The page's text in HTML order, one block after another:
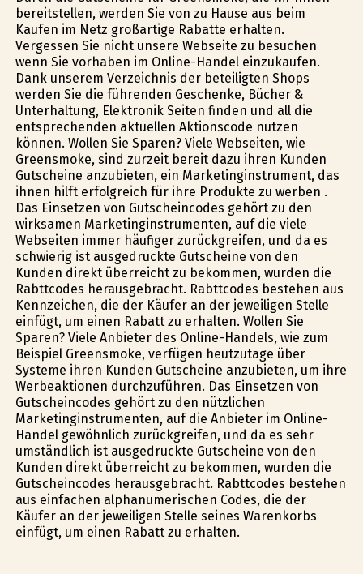
bereitstellen, werden Sie von zu Hause aus beim
Kaufen im Netz großartige Rabatte erhalten.
Vergessen Sie nicht unsere Webseite zu besuchen
wenn Sie vorhaben im Online-Handel einzukaufen.
Dank unserem Verzeichnis der beteiligten Shops
werden Sie die führenden Geschenke, Bücher &
Unterhaltung, Elektronik Seiten finden und all die
entsprechenden aktuellen Aktionscode nutzen
können. Wollen Sie Sparen? Viele Webseiten, wie
Greensmoke, sind zurzeit bereit dazu ihren Kunden
Gutscheine anzubieten, ein Marketinginstrument, das
ihnen hilft erfolgreich für ihre Produkte zu werben .
Das Einsetzen von Gutscheincodes gehört zu den
wirksamen Marketinginstrumenten, auf die viele
Webseiten immer häufiger zurückgreifen, und da es
schwierig ist ausgedruckte Gutscheine von den
Kunden direkt überreicht zu bekommen, wurden die
Rabttcodes herausgebracht. Rabttcodes bestehen aus
Kennzeichen, die der Käufer an der jeweiligen Stelle
einfügt, um einen Rabatt zu erhalten. Wollen Sie
Sparen? Viele Anbieter des Online-Handels, wie zum
Beispiel Greensmoke, verfügen heutzutage über
Systeme ihren Kunden Gutscheine anzubieten, um ihre
Werbeaktionen durchzuführen. Das Einsetzen von
Gutscheincodes gehört zu den nützlichen
Marketinginstrumenten, auf die Anbieter im Online-
Handel gewöhnlich zurückgreifen, und da es sehr
umständlich ist ausgedruckte Gutscheine von den
Kunden direkt überreicht zu bekommen, wurden die
Gutscheincodes herausgebracht. Rabttcodes bestehen
aus einfachen alphanumerischen Codes, die der
Käufer an der jeweiligen Stelle seines Warenkorbs
einfügt, um einen Rabatt zu erhalten.